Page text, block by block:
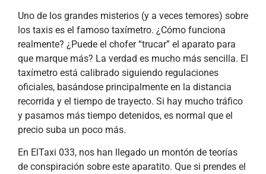
Uno de los grandes misterios (y a veces temores) sobre
los taxis es el famoso taxímetro. ¿Cómo funciona
realmente? ¿Puede el chofer “trucar” el aparato para
que marque más? La verdad es mucho más sencilla. El
taxímetro está calibrado siguiendo regulaciones
oficiales, basándose principalmente en la distancia
recorrida y el tiempo de trayecto. Si hay mucho tráfico
y pasamos más tiempo detenidos, es normal que el
precio suba un poco más.
En ElTaxi 033, nos han llegado un montón de teorías
de conspiración sobre este aparatito. Que si prendes el